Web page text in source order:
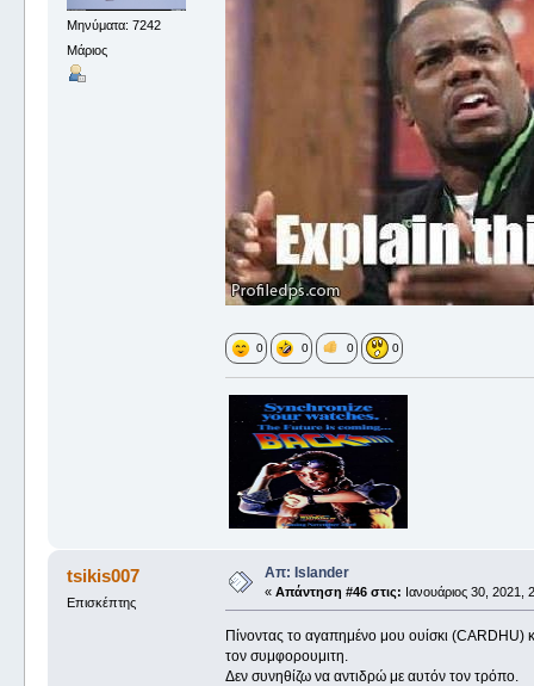
Μηνύματα: 7242
Μάριος
0 0 0 0
tsikis007
Επισκέπτης
Απ: Islander
« Απάντηση #46 στις: Ιανουάριος 30, 2021,
Πίνοντας το αγαπημένο μου ουίσκι (CARDHU)
τον συμφορουμιτη.
Δεν συνηθίζω να αντιδρώ με αυτόν τον τρόπο.